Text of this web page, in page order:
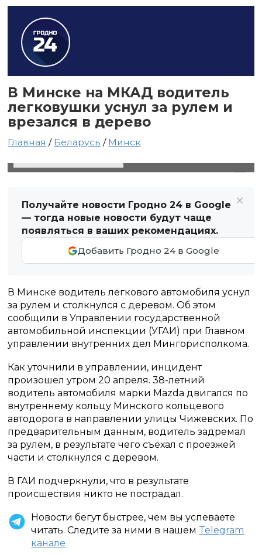
В Минске на МКАД водитель
легковушки уснул за рулем и
врезался в дерево
Главная / Беларусь / Минск
Получайте новости Гродно 24 в Google
— тогда новые новости будут чаще
появляться в ваших рекомендациях.
Добавить Гродно 24 в Google
В Минске водитель легкового автомобиля уснул
за рулем и столкнулся с деревом. Об этом
сообщили в Управлении государственной
автомобильной инспекции (УГАИ) при Главном
управлении внутренних дел Мингорисполкома.
Как уточнили в управлении, инцидент
произошел утром 20 апреля. 38-летний
водитель автомобиля марки Mazda двигался по
внутреннему кольцу Минского кольцевого
автодорога в направлении улицы Чижевских. По
предварительным данным, водитель задремал
за рулем, в результате чего съехал с проезжей
части и столкнулся с деревом.
В ГАИ подчеркнули, что в результате
происшествия никто не пострадал.
Новости бегут быстрее, чем вы успеваете
читать. Следите за ними в нашем Telegram
канале